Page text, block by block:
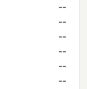
--
--
--
--
--
--